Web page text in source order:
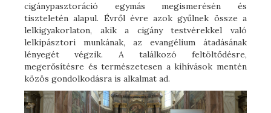
cigánypasztoráció egymás megismerésén és
tiszteletén alapul. Évről évre azok gyűlnek össze a
lelkigyakorlaton, akik a cigány testvérekkel való
lelkipásztori munkának, az evangélium átadásának
lényegét végzik. A találkozó feltöltődésre,
megerősítésre és természetesen a kihívások mentén
közös gondolkodásra is alkalmat ad.